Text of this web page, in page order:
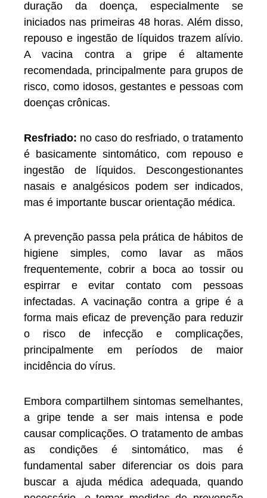
duração da doença, especialmente se
iniciados nas primeiras 48 horas. Além disso,
repouso e ingestão de líquidos trazem alívio.
A vacina contra a gripe é altamente
recomendada, principalmente para grupos de
risco, como idosos, gestantes e pessoas com
doenças crônicas.
Resfriado: no caso do resfriado, o tratamento
é basicamente sintomático, com repouso e
ingestão de líquidos. Descongestionantes
nasais e analgésicos podem ser indicados,
mas é importante buscar orientação médica.
A prevenção passa pela prática de hábitos de
higiene simples, como lavar as mãos
frequentemente, cobrir a boca ao tossir ou
espirrar e evitar contato com pessoas
infectadas. A vacinação contra a gripe é a
forma mais eficaz de prevenção para reduzir
o risco de infecção e complicações,
principalmente em períodos de maior
incidência do vírus.
Embora compartilhem sintomas semelhantes,
a gripe tende a ser mais intensa e pode
causar complicações. O tratamento de ambas
as condições é sintomático, mas é
fundamental saber diferenciar os dois para
buscar a ajuda médica adequada, quando